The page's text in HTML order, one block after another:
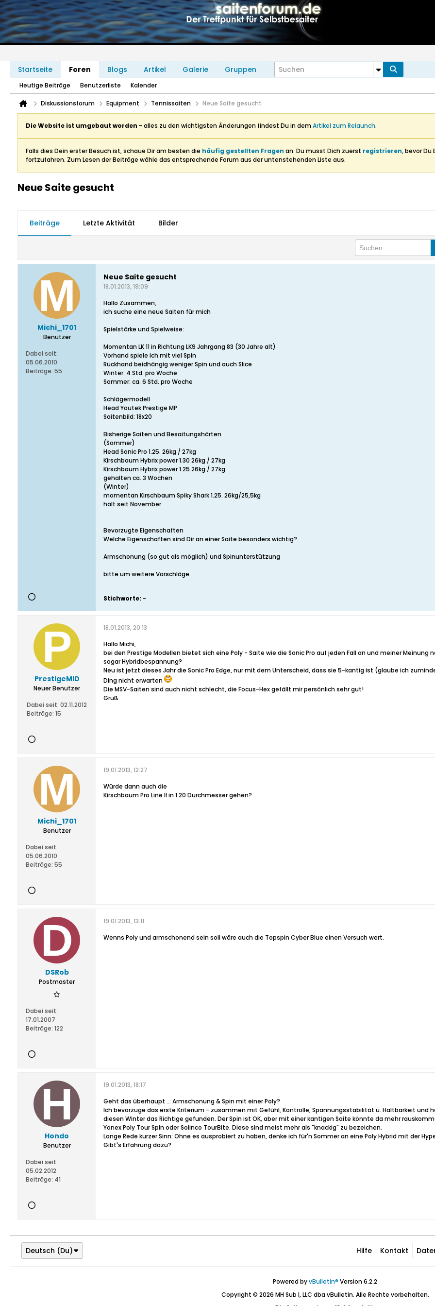
Startseite Foren Blogs Artikel Galerie Gruppen
Heutige Beiträge Benutzerliste Kalender
Diskussionsforum Equipment Tennissaiten Neue Saite gesucht
Die Website ist umgebaut worden - alles zu den wichtigsten Änderungen findest Du in demArtikel zum Relaunch.
Falls dies Dein erster Besuch ist, schaue Dir am besten die häufig gestellten Fragen an. Du musst Dich zuerst registrieren, bevor Du
fortzufahren. Zum Lesen der Beiträge wähle das entsprechende Forum aus der untenstehenden Liste aus.
Neue Saite gesucht
Beiträge Letzte Aktivität Bilder
Michi_1701
Benutzer
Dabei seit:
05.06.2010
Beiträge: 55
Neue Saite gesucht
18.01.2013, 19:09
Hallo Zusammen,
ich suche eine neue Saiten für mich
Spielstärke und Spielweise:
Momentan LK 11 in Richtung LK9 Jahrgang 83 (30 Jahre alt)
Vorhand spiele ich mit viel Spin
Rückhand beidhängig weniger Spin und auch Slice
Winter: 4 Std. pro Woche
Sommer: ca. 6 Std. pro Woche
Schlägermodell
Head Youtek Prestige MP
Saitenbild: 18x20
Bisherige Saiten und Besaitungshärten
(Sommer)
Head Sonic Pro 1.25. 26kg / 27kg
Kirschbaum Hybrix power 1.30 26kg / 27kg
Kirschbaum Hybrix power 1.25 26kg / 27kg
gehalten ca. 3 Wochen
(Winter)
momentan Kirschbaum Spiky Shark 1.25. 26kg/25,5kg
hält seit November
Bevorzugte Eigenschaften
Welche Eigenschaften sind Dir an einer Saite besonders wichtig?
Armschonung (so gut als möglich) und Spinunterstützung
bitte um weitere Vorschläge.
Stichworte: -
PrestigeMID
Neuer Benutzer
Dabei seit: 02.11.2012
Beiträge: 15
18.01.2013, 20:13
Hallo Michi,
bei den Prestige Modellen bietet sich eine Poly - Saite wie die Sonic Pro auf jeden Fall an und meiner
sogar Hybridbespannung?
Neu ist jetzt dieses Jahr die Sonic Pro Edge, nur mit dem Unterscheid, dass sie 5-kantig ist (glaube ich
Ding nicht erwarten
Die MSV-Saiten sind auch nicht schlecht, die Focus-Hex gefällt mir persönlich sehr gut!
Gruß
Michi_1701
Benutzer
Dabei seit:
05.06.2010
Beiträge: 55
19.01.2013, 12:27
Würde dann auch die
Kirschbaum Pro Line II in 1.20 Durchmesser gehen?
DSRob
Postmaster
Dabei seit:
17.01.2007
Beiträge: 122
19.01.2013, 13:11
Wenns Poly und armschonend sein soll wäre auch die Topspin Cyber Blue einen Versuch wert.
Hondo
Benutzer
Dabei seit:
05.02.2012
Beiträge: 41
19.01.2013, 18:17
Geht das überhaupt ... Armschonung & Spin mit einer Poly?
Ich bevorzuge das erste Kriterium - zusammen mit Gefühl, Kontrolle, Spannungsstabilität u. Haltbarkeit und
diesen Winter das Richtige gefunden. Der Spin ist OK, aber mit einer kantigen Saite könnte da mehr
Yonex Poly Tour Spin oder Solinco TourBite. Diese sind meist mehr als "knackig" zu bezeichen.
Lange Rede kurzer Sinn: Ohne es ausprobiert zu haben, denke ich für'n Sommer an eine Poly Hybrid mit der
Gibt's Erfahrung dazu?
Deutsch (Du) Hilfe Kontakt
Powered byvBulletin® Version 6.2.2
Copyright © 2026 MH Sub I, LLC dba vBulletin. Alle Rechte vorbehalten.